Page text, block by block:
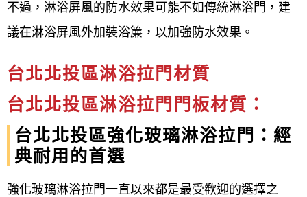
不過，淋浴屏風的防水效果可能不如傳統淋浴門，建
議在淋浴屏風外加裝浴簾，以加強防水效果。
台北北投區淋浴拉門材質
台北北投區淋浴拉門門板材質：
台北北投區強化玻璃淋浴拉門：經
典耐用的首選
強化玻璃淋浴拉門一直以來都是最受歡迎的選擇之